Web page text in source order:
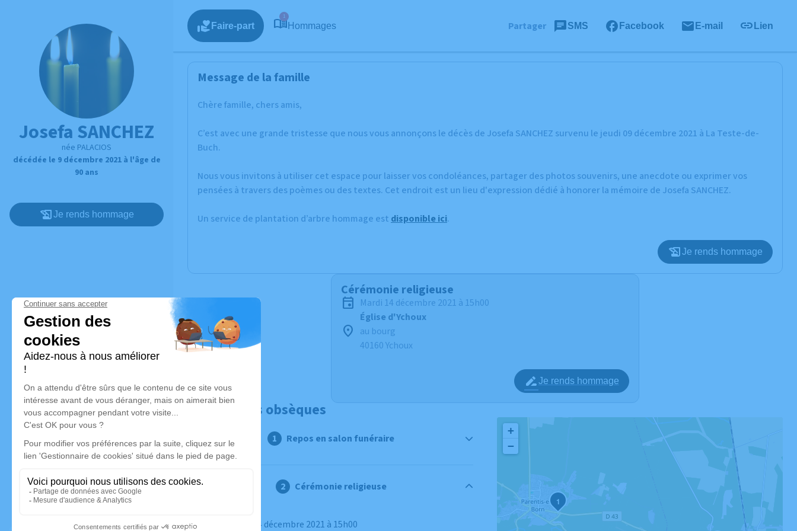
Josefa SANCHEZ
née PALACIOS
décédée le 9 décembre 2021 à l'âge de
90 ans
Je rends hommage
Faire-part
1
Hommages Partager SMS Facebook E-mail Lien
Message de la famille
Chère famille, chers amis,
C’est avec une grande tristesse que nous vous annonçons le décès de Josefa SANCHEZ survenu le jeudi 09 décembre 2021 à La Teste-de-
Buch.
Nous vous invitons à utiliser cet espace pour laisser vos condoléances, partager des photos souvenirs, une anecdote ou exprimer vos
pensées à travers des poèmes ou des textes. Cet endroit est un lieu d'expression dédié à honorer la mémoire de Josefa SANCHEZ.
Un service de plantation d’arbre hommage est disponible ici.
Je rends hommage
Cérémonie religieuse
mardi 14 décembre 2021 à 15h00
Église d'Ychoux
au bourg
40160 Ychoux
Je rends hommage
Déroulé des obsèques
Repos en salon funéraire
Cérémonie religieuse
Le mardi 14 décembre 2021 à 15h00
1
+
−